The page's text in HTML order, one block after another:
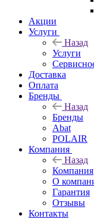
Акции
Услуги
Назад
Услуги
Доставка
Оплата
Бренды
Назад
Бренды
Abat
POLAIR
Компания
Назад
Компания
О
Гарантия
Отзывы
Контакты